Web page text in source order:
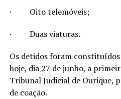
· Oito telemóveis;
· Duas viaturas.
Os detidos foram
hoje, dia 27 de junho, a
Tribunal Judicial de Ourique,
de coação.